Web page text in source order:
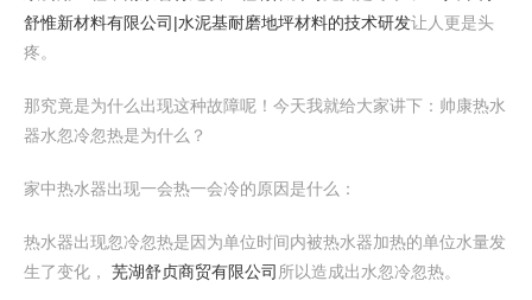
舒惟新材料有限公司|水泥基耐磨地坪材料的技术研发让人更是头
疼。
那究竟是为什么出现这种故障呢！今天我就给大家讲下：帅康热水
器水忽冷忽热是为什么？
家中热水器出现一会热一会冷的原因是什么：
热水器出现忽冷忽热是因为单位时间内被热水器加热的单位水量发
生了变化， 芜湖舒贞商贸有限公司 所以造成出水忽冷忽热。